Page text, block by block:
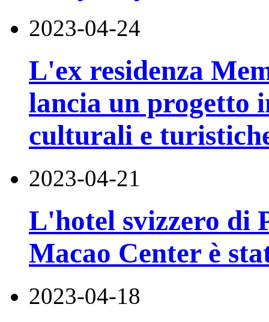
2023-04-24
L'ex residenza
lancia un progetto
culturali e
2023-04-21
L'hotel svizzero di
Macao Center è
2023-04-18